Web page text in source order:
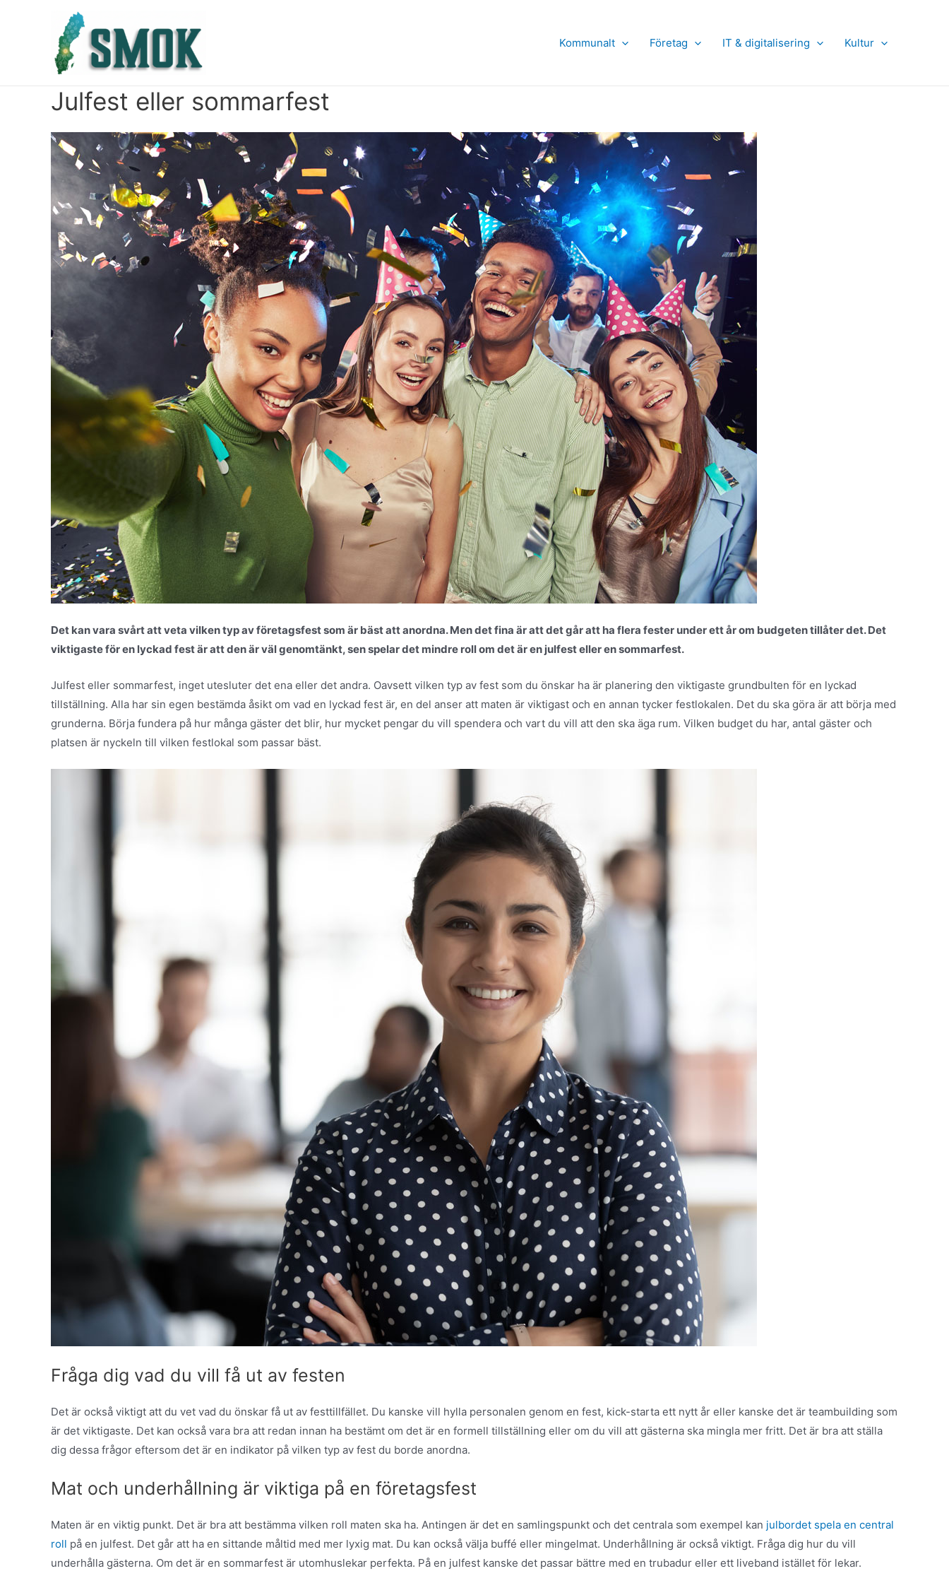
Kommunalt Företag IT & digitalisering Kultur
Julfest eller sommarfest
Det kan vara svårt att veta vilken typ av företagsfest som är bäst att anordna. Men det fina är att det går att ha flera fester under ett år om budgeten tillåter det. Det
viktigaste för en lyckad fest är att den är väl genomtänkt, sen spelar det mindre roll om det är en julfest eller en sommarfest.
Julfest eller sommarfest, inget utesluter det ena eller det andra. Oavsett vilken typ av fest som du önskar ha är planering den viktigaste grundbulten för en lyckad
tillställning. Alla har sin egen bestämda åsikt om vad en lyckad fest är, en del anser att maten är viktigast och en annan tycker festlokalen. Det du ska göra är att börja med
grunderna. Börja fundera på hur många gäster det blir, hur mycket pengar du vill spendera och vart du vill att den ska äga rum. Vilken budget du har, antal gäster och
platsen är nyckeln till vilken festlokal som passar bäst.
Fråga dig vad du vill få ut av festen
Det är också viktigt att du vet vad du önskar få ut av festtillfället. Du kanske vill hylla personalen genom en fest, kick-starta ett nytt år eller kanske det är teambuilding som
är det viktigaste. Det kan också vara bra att redan innan ha bestämt om det är en formell tillställning eller om du vill att gästerna ska mingla mer fritt. Det är bra att ställa
dig dessa frågor eftersom det är en indikator på vilken typ av fest du borde anordna.
Mat och underhållning är viktiga på en företagsfest
Maten är en viktig punkt. Det är bra att bestämma vilken roll maten ska ha. Antingen är det en samlingspunkt och det centrala som exempel kan julbordet spela en central
roll på en julfest. Det går att ha en sittande måltid med mer lyxig mat. Du kan också välja buffé eller mingelmat. Underhållning är också viktigt. Fråga dig hur du vill
underhålla gästerna. Om det är en sommarfest är utomhuslekar perfekta. På en julfest kanske det passar bättre med en trubadur eller ett liveband istället för lekar.